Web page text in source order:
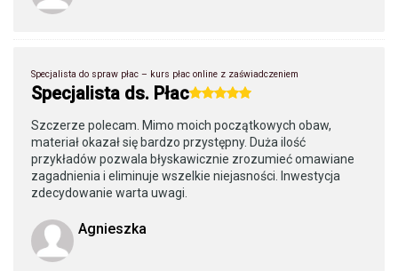
Specjalista do spraw płac – kurs płac online z zaświadczeniem
Specjalista ds. Płac
Szczerze polecam. Mimo moich początkowych obaw,
materiał okazał się bardzo przystępny. Duża ilość
przykładów pozwala błyskawicznie zrozumieć omawiane
zagadnienia i eliminuje wszelkie niejasności. Inwestycja
zdecydowanie warta uwagi.
Agnieszka